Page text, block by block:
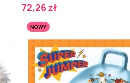
Cena
72,26 zł
NOWY